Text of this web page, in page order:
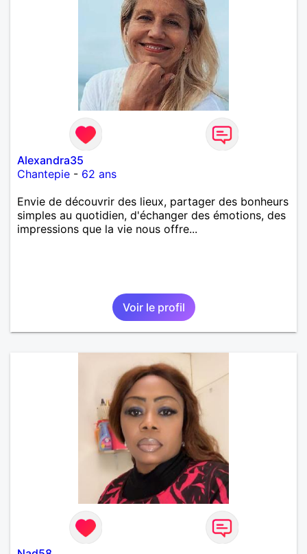
Alexandra35
Chantepie - 62 ans
Envie de découvrir des lieux, partager des bonheurs
simples au quotidien, d'échanger des émotions, des
impressions que la vie nous offre...
Voir le profil